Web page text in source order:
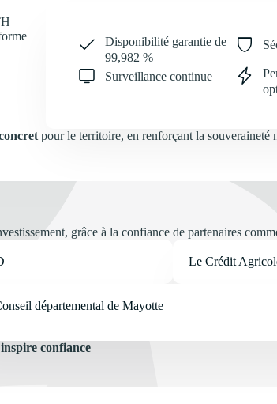
Disponibilité garantie de
99,982 %
Surveillance continue
pour le territoire, en renforçant la souveraineté
grâce à la confiance de partenaires
Le Crédit
départemental de Mayotte
confiance